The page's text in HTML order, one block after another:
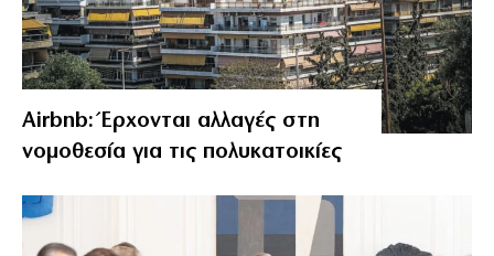
Airbnb: Έρχονται αλλαγές στη
νομοθεσία για τις πολυκατοικίες